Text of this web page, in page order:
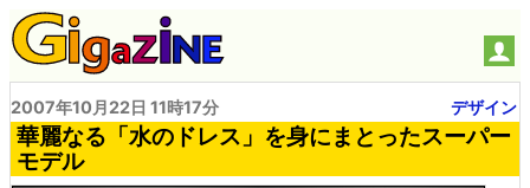
2007年10月22日 11時17分 デザイン
華麗なる「水のドレス」を身にまとったスーパー
モデル